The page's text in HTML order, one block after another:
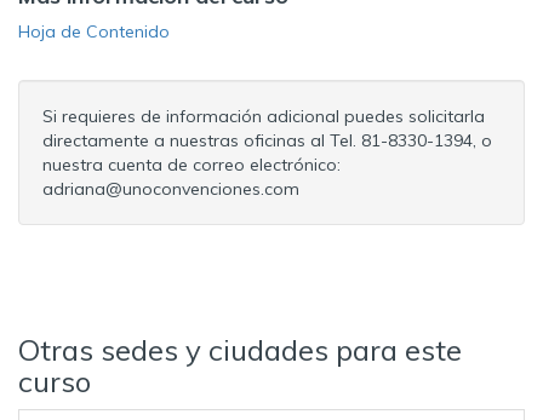
Hoja de Contenido
Si requieres de información adicional puedes solicitarla
directamente a nuestras oficinas al Tel. 81-8330-1394, o
nuestra cuenta de correo electrónico:
adriana@unoconvenciones.com
Otras sedes y ciudades para este
curso